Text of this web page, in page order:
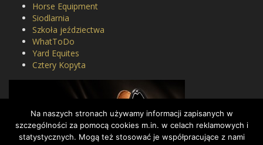
Horse Equipment
Siodlarnia
Szkoła jeździectwa
WhatToDo
Yard Equites
Cztery Kopyta
Na naszych stronach używamy informacji zapisanych w
szczególności za pomocą cookies m.in. w celach reklamowych i
statystycznych. Mogą też stosować je współpracujące z nami